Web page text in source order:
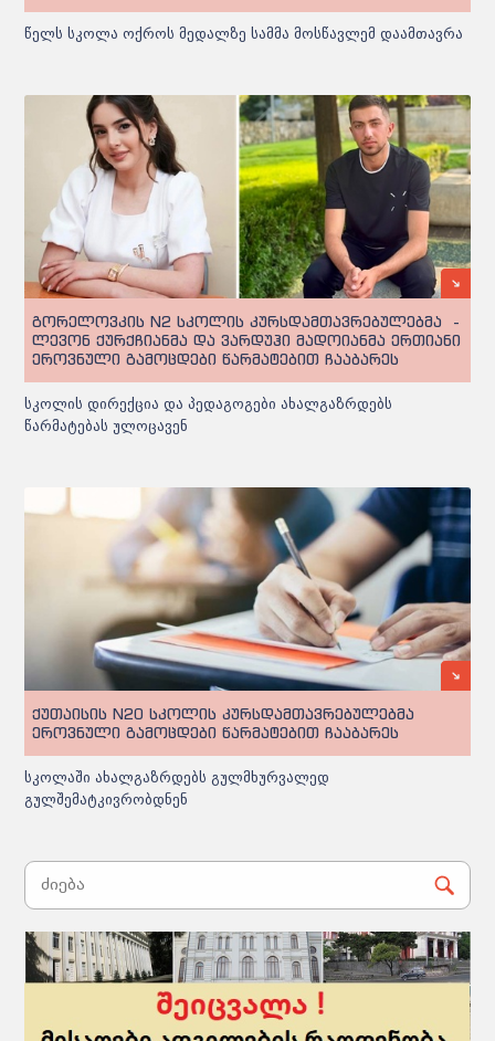
წელს სკოლა ოქროს მედალზე სამმა მოსწავლემ დაამთავრა
გორელოვკის N2 სკოლის კურსდამთავრებულებმა -
ლევონ ქურქჩიანმა და ვარდუჰი მადოიანმა ერთიანი
ეროვნული გამოცდები წარმატებით ჩააბარეს
სკოლის დირექცია და პედაგოგები ახალგაზრდებს
წარმატებას ულოცავენ
ქუთაისის N20 სკოლის კურსდამთავრებულებმა
ეროვნული გამოცდები წარმატებით ჩააბარეს
სკოლაში ახალგაზრდებს გულმხურვალედ
გულშემატკივრობდნენ